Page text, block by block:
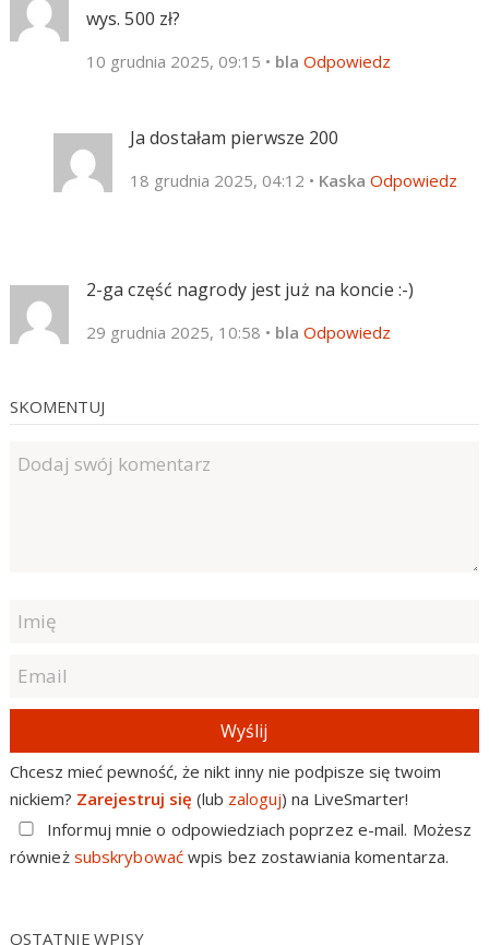
wys. 500 zł?
10 grudnia 2025, 09:15 • bla Odpowiedz
Ja dostałam pierwsze 200
18 grudnia 2025, 04:12 • Kaska Odpowiedz
2-ga część nagrody jest już na koncie :-)
29 grudnia 2025, 10:58 • bla Odpowiedz
SKOMENTUJ
Wyślij
Chcesz mieć pewność, że nikt inny nie podpisze się twoim
nickiem? Zarejestruj się (lub zaloguj) na LiveSmarter!
Informuj mnie o odpowiedziach poprzez e-mail. Możesz
również subskrybowaćwpis bez zostawiania komentarza.
OSTATNIE WPISY